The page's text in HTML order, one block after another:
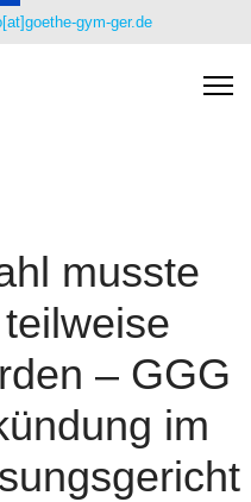
gym-ger.de
musste
– GGG
im